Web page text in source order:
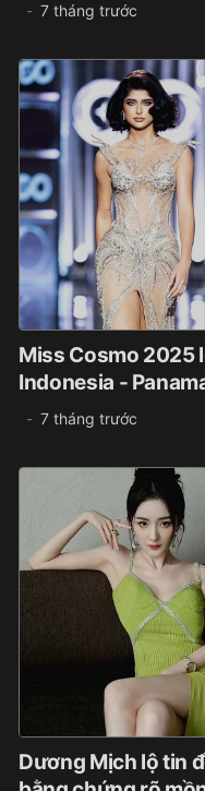
7 tháng trước
Miss Cosmo 2025
Indonesia -
7 tháng trước
Dương Mịch lộ tin